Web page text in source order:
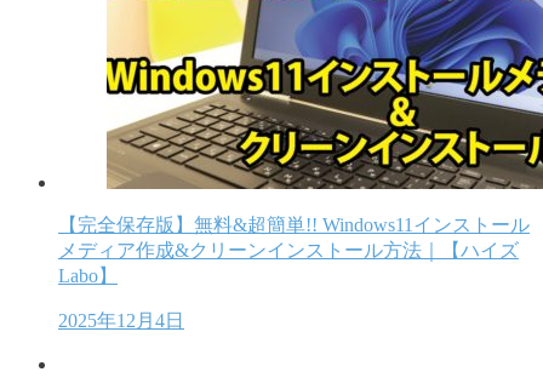
【完全保存版】無料&超簡単!! Windows11インストール
メディア作成&クリーンインストール方法｜【ハイズ
Labo】
2025年12月4日